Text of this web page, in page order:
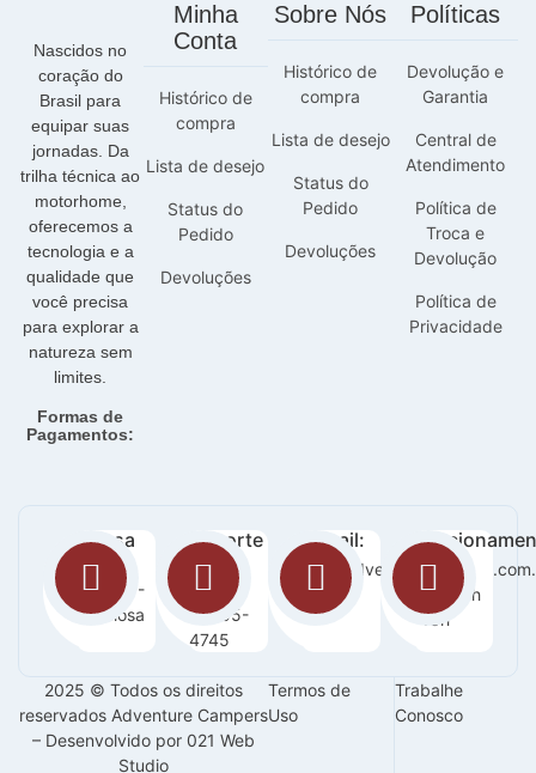
Nascidos no
coração do
Brasil para
equipar suas
jornadas. Da
trilha técnica ao
motorhome,
oferecemos a
tecnologia e a
qualidade que
você precisa
para explorar a
natureza sem
limites.
Formas de
Pagamentos:
Minha
Conta
Histórico de
compra
Lista de desejo
Status do
Pedido
Devoluções
Sobre Nós
Histórico de
compra
Lista de desejo
Status do
Pedido
Devoluções
Políticas
Devolução e
Garantia
Central de
Atendimento
Política de
Troca e
Devolução
Política de
Privacidade
Nossa
loja:
Orla 14 -
Graciosa
Suporte
:
63
99255-
4745
E-mail:
Seg -
Sab / 8h
-18h
2025 © Todos os direitos
reservados Adventure Campers
– Desenvolvido por 021 Web
Studio
Termos de
Uso
Trabalhe
Conosco